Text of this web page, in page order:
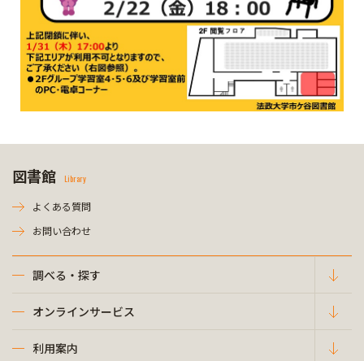
図書館 Library
よくある質問
お問い合わせ
調べる・探す
オンラインサービス
利用案内